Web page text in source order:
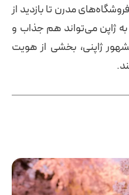
مدرن تا بازدید از
ژاپن می‌تواند هم جذاب و
ژاپنی، بخشی از هویت